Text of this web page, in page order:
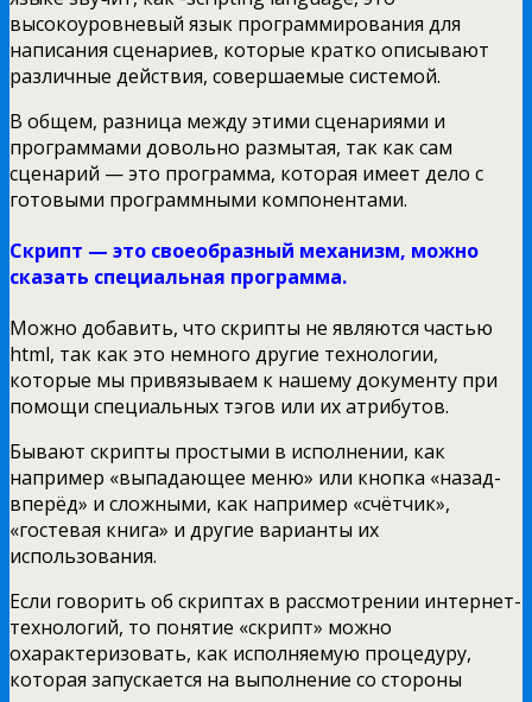
высокоуровневый язык программирования для
написания сценариев, которые кратко описывают
различные действия, совершаемые системой.
В общем, разница между этими сценариями и
программами довольно размытая, так как сам
сценарий — это программа, которая имеет дело с
готовыми программными компонентами.
Скрипт — это своеобразный механизм, можно
сказать специальная программа.
Можно добавить, что скрипты не являются частью
html, так как это немного другие технологии,
которые мы привязываем к нашему документу при
помощи специальных тэгов или их атрибутов.
Бывают скрипты простыми в исполнении, как
например «выпадающее меню» или кнопка «назад-
вперёд» и сложными, как например «счётчик»,
«гостевая книга» и другие варианты их
использования.
Если говорить об скриптах в рассмотрении интернет-
технологий, то понятие «скрипт» можно
охарактеризовать, как исполняемую процедуру,
которая запускается на выполнение со стороны